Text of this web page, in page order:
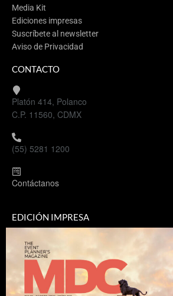
Media Kit
Ediciones impresas
Suscríbete al newsletter
Aviso de Privacidad
CONTACTO
Platón 414, Polanco
C.P. 11560, CDMX
(55) 5281 1200
Contáctanos
EDICIÓN IMPRESA